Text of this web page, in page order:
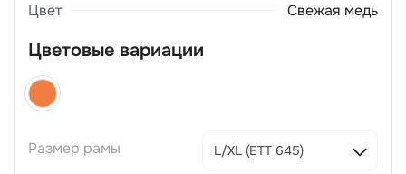
Цвет
Свежая медь
Цветовые вариации
Размер рамы L/XL (ЕТТ 645)